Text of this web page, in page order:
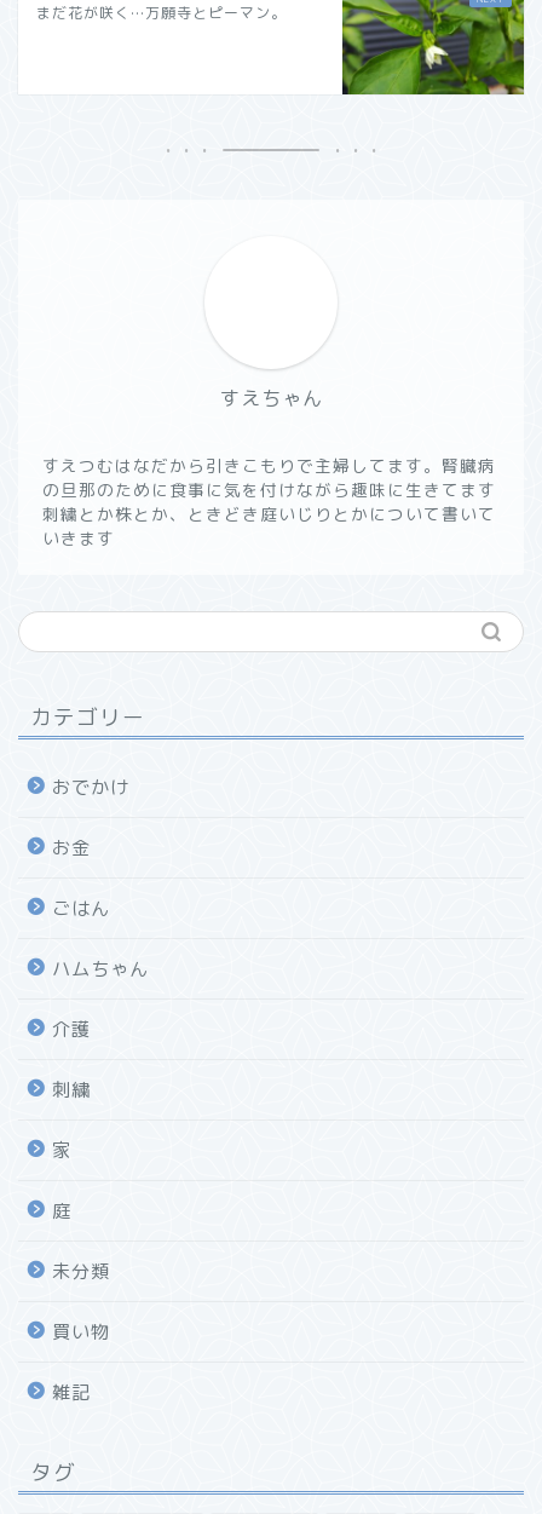
まだ花が咲く…万願寺とピーマン。
すえちゃん
すえつむはなだから引きこもりで主婦してます。腎臓病
の旦那のために食事に気を付けながら趣味に生きてます
刺繍とか株とか、ときどき庭いじりとかについて書いて
いきます
カテゴリー
おでかけ
お金
ごはん
ハムちゃん
介護
刺繍
家
庭
未分類
買い物
雑記
タグ